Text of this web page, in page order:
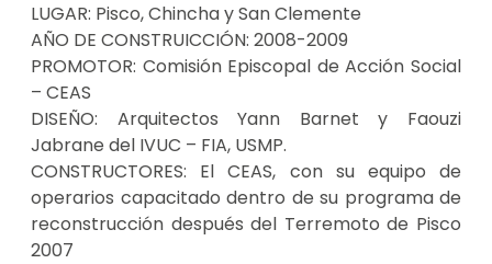
LUGAR: Pisco, Chincha y San Clemente
AÑO DE CONSTRUICCIÓN: 2008-2009
PROMOTOR: Comisión Episcopal de Acción Social
– CEAS
DISEÑO: Arquitectos Yann Barnet y Faouzi
Jabrane del IVUC – FIA, USMP.
CONSTRUCTORES: El CEAS, con su equipo de
operarios capacitado dentro de su programa de
reconstrucción después del Terremoto de Pisco
2007